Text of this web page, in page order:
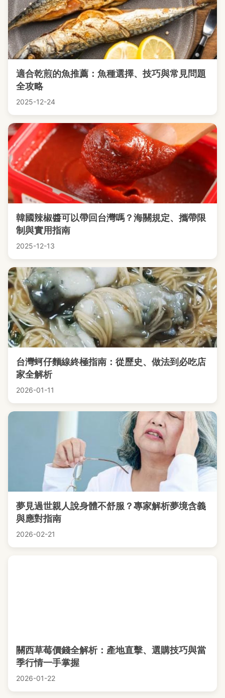
適合乾煎的魚推薦：魚種選擇、技巧與常見問題
全攻略
2025-12-24
韓國辣椒醬可以帶回台灣嗎？海關規定、攜帶限
制與實用指南
2025-12-13
台灣蚵仔麵線終極指南：從歷史、做法到必吃店
家全解析
2026-01-11
夢見過世親人說身體不舒服？專家解析夢境含義
與應對指南
2026-02-21
關西草莓價錢全解析：產地直擊、選購技巧與當
季行情一手掌握
2026-01-22